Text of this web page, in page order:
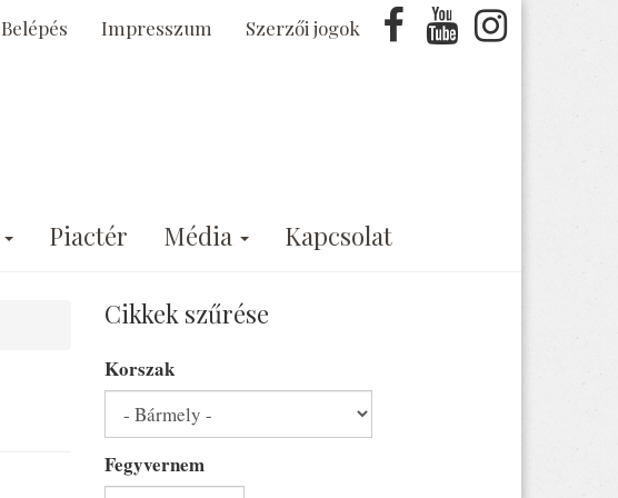
Belépés Impresszum Szerzői jogok
Piactér Média Kapcsolat
Cikkek szűrése
Korszak
Fegyvernem